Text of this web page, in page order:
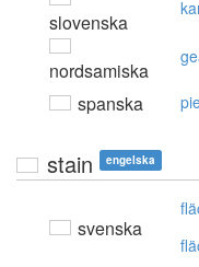
slovenska
nordsamiska
spanska
stain engelska
svenska